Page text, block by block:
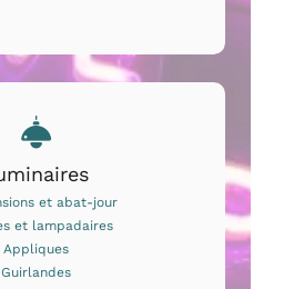
et abat-jour
et lampadaires
Appliques
Guirlandes